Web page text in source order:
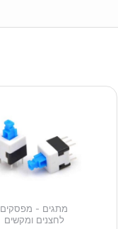
מתגים - מפסקים
לחצנים ומקשים